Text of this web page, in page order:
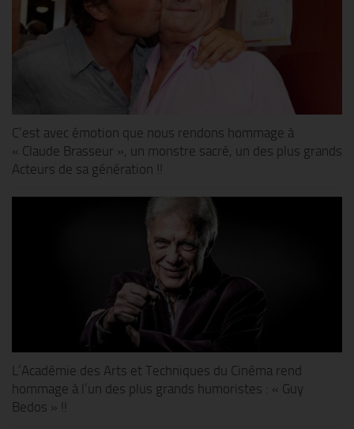
C’est avec émotion que nous rendons hommage à
« Claude Brasseur », un monstre sacré, un des plus grands
Acteurs de sa génération !!
L’Académie des Arts et Techniques du Cinéma rend
hommage à l’un des plus grands humoristes : « Guy
Bedos » !!